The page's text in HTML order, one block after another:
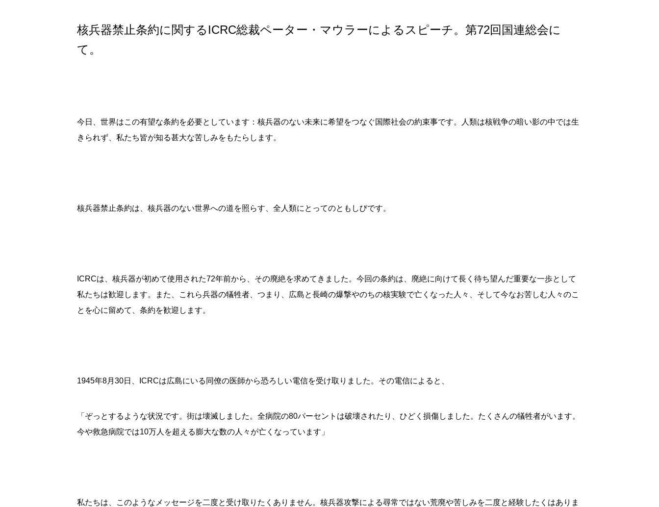
核兵器禁止条約に関するICRC総裁ペーター・マウラーによるスピーチ。第72回国連総会に
て。
今日、世界はこの有望な条約を必要としています：核兵器のない未来に希望をつなぐ国際社会の約束事です。人類は核戦争の暗い影の中では生
きられず、私たち皆が知る甚大な苦しみをもたらします。
核兵器禁止条約は、核兵器のない世界への道を照らす、全人類にとってのともしびです。
ICRCは、核兵器が初めて使用された72年前から、その廃絶を求めてきました。今回の条約は、廃絶に向けて長く待ち望んだ重要な一歩として
私たちは歓迎します。また、これら兵器の犠牲者、つまり、広島と長崎の爆撃やのちの核実験で亡くなった人々、そして今なお苦しむ人々のこ
とを心に留めて、条約を歓迎します。
1945年8月30日、ICRCは広島にいる同僚の医師から恐ろしい電信を受け取りました。その電信によると、
「ぞっとするような状況です。街は壊滅しました。全病院の80パーセントは破壊されたり、ひどく損傷しました。たくさんの犠牲者がいます。
今や救急病院では10万人を超える膨大な数の人々が亡くなっています」
私たちは、このようなメッセージを二度と受け取りたくありません。核兵器攻撃による尋常ではない荒廃や苦しみを二度と経験したくはありま